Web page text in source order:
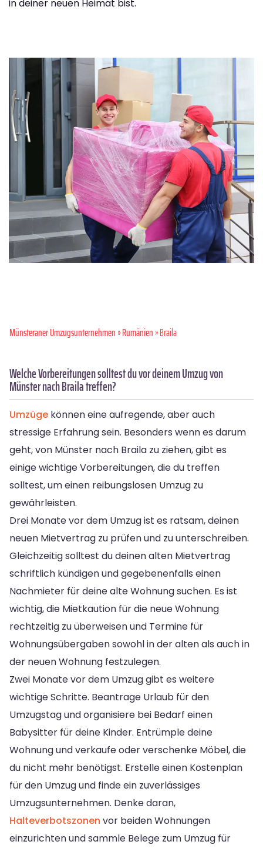
in deiner neuen Heimat bist.
Münsteraner Umzugsunternehmen»Rumänien» Braila
Welche Vorbereitungen solltest du vor deinem Umzug von
Münster nach Braila treffen?
Umzüge können eine aufregende, aber auch
stressige Erfahrung sein. Besonders wenn es darum
geht, von Münster nach Braila zu ziehen, gibt es
einige wichtige Vorbereitungen, die du treffen
solltest, um einen reibungslosen Umzug zu
gewährleisten.
Drei Monate vor dem Umzug ist es ratsam, deinen
neuen Mietvertrag zu prüfen und zu unterschreiben.
Gleichzeitig solltest du deinen alten Mietvertrag
schriftlich kündigen und gegebenenfalls einen
Nachmieter für deine alte Wohnung suchen. Es ist
wichtig, die Mietkaution für die neue Wohnung
rechtzeitig zu überweisen und Termine für
Wohnungsübergaben sowohl in der alten als auch in
der neuen Wohnung festzulegen.
Zwei Monate vor dem Umzug gibt es weitere
wichtige Schritte. Beantrage Urlaub für den
Umzugstag und organisiere bei Bedarf einen
Babysitter für deine Kinder. Entrümple deine
Wohnung und verkaufe oder verschenke Möbel, die
du nicht mehr benötigst. Erstelle einen Kostenplan
für den Umzug und finde ein zuverlässiges
Umzugsunternehmen. Denke daran,
Halteverbotszonen vor beiden Wohnungen
einzurichten und sammle Belege zum Umzug für